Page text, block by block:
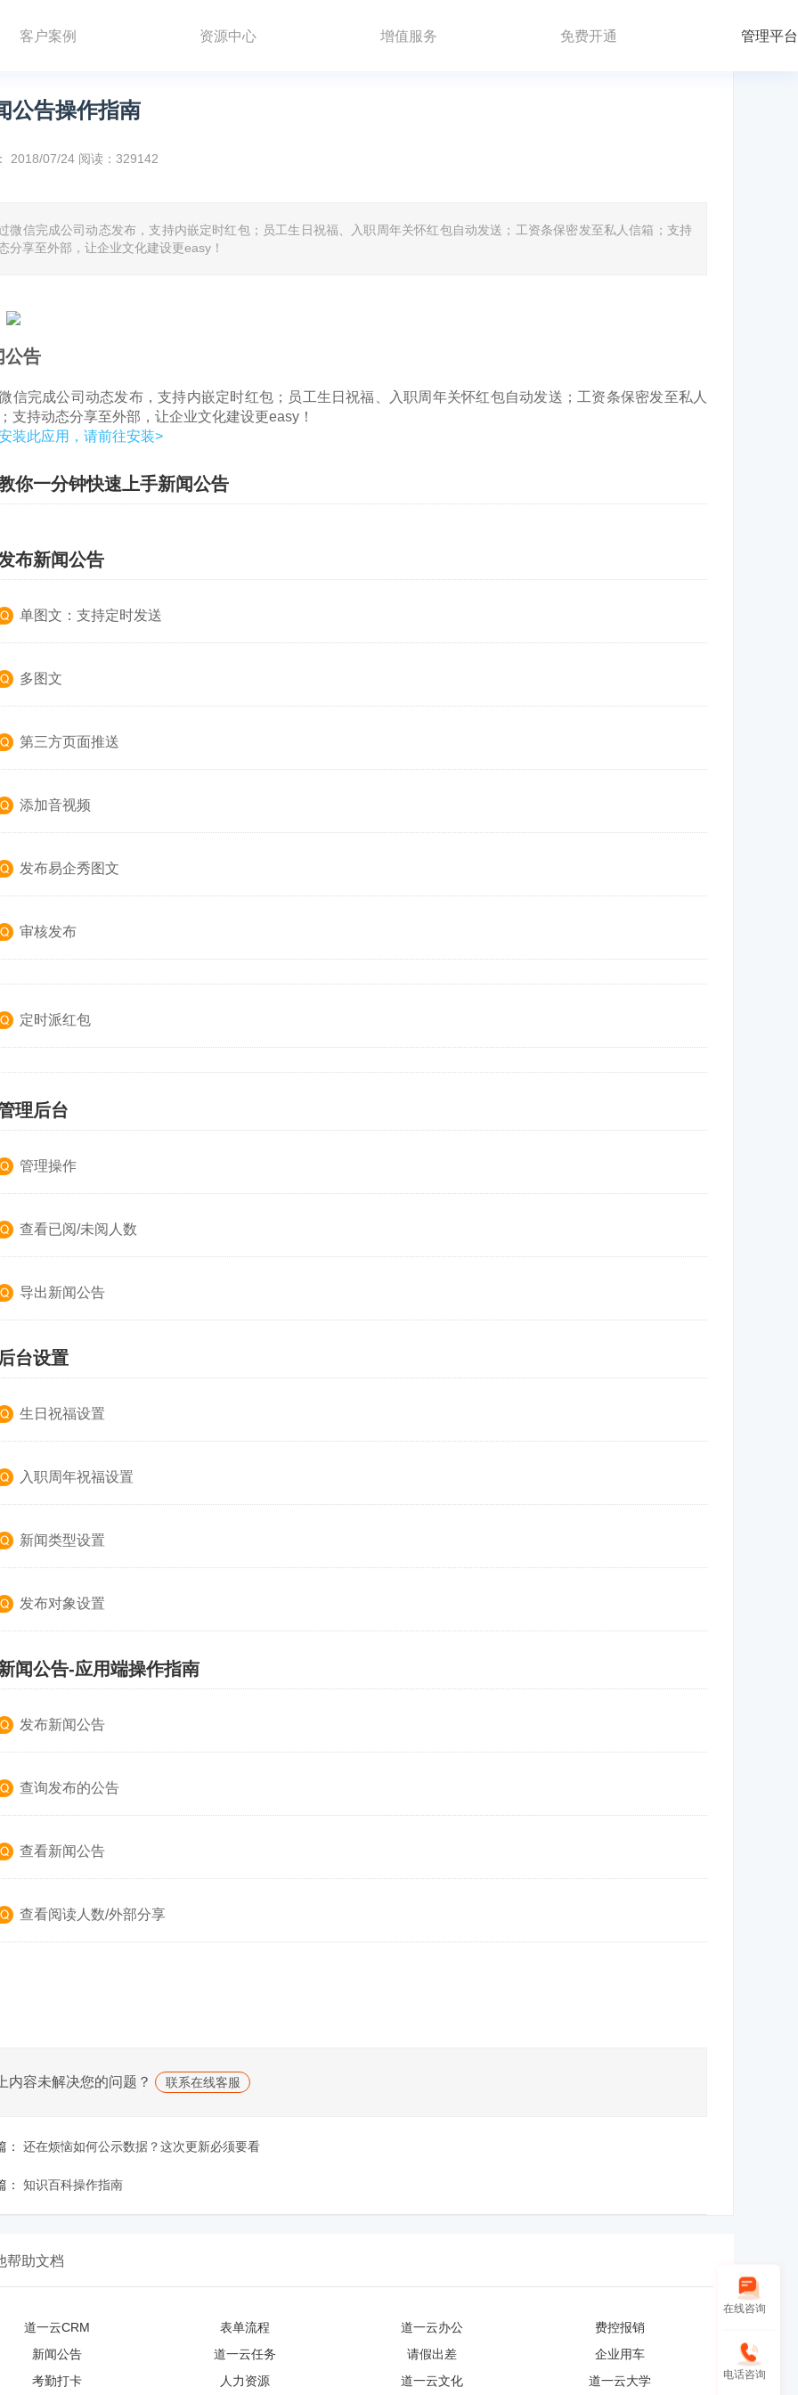
客户案例 资源中心 增值服务 免费开通 管理平台
公告操作指南
2018/07/24 阅读：329142
微信完成公司动态发布，支持内嵌定时红包；员工生日祝福、入职周年关怀红包自动发送；工资条保密发至私人信箱；支持
分享至外部，让企业文化建设更easy！
公告
信完成公司动态发布，支持内嵌定时红包；员工生日祝福、入职周年关怀红包自动发送；工资条保密发至私人
支持动态分享至外部，让企业文化建设更easy！
装此应用，请前往安装>
你一分钟快速上手新闻公告
布新闻公告
单图文：支持定时发送
多图文
第三方页面推送
添加音视频
发布易企秀图文
审核发布
定时派红包
理后台
管理操作
查看已阅/未阅人数
导出新闻公告
台设置
生日祝福设置
入职周年祝福设置
新闻类型设置
发布对象设置
闻公告-应用端操作指南
发布新闻公告
查询发布的公告
查看新闻公告
查看阅读人数/外部分享
内容未解决您的问题？ 联系在线客服
： 还在烦恼如何公示数据？这次更新必须要看
： 知识百科操作指南
帮助文档
道一云CRM 表单流程 道一云办公
费控报销
新闻公告
道一云任务 请假出差
企业用车
考勤打卡
人力资源 道一云文化 道一云大学
在线咨询
电话咨询